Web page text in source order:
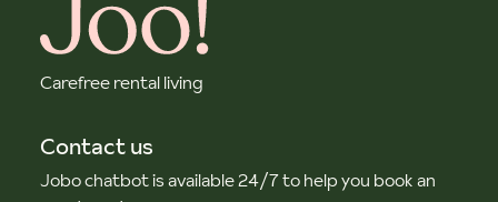
Carefree rental living
Contact us
Jobo chatbot is available 24/7 to help you book an